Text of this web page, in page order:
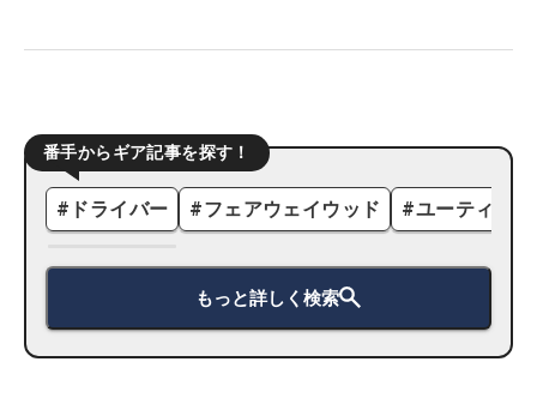
番手からギア記事を探す！
# ドライバー #フェアウェイウッド #ユーティリ
もっと詳しく検索